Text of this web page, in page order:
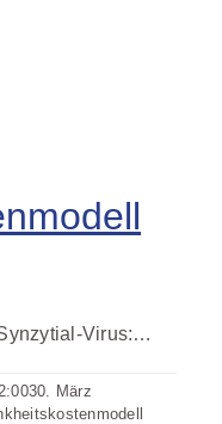
Virus:…
30. März